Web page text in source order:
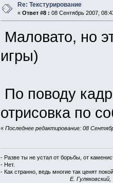
Re: Текстурирование
« Ответ #8 : 08 Сентябрь 2007,
Маловато, но
игры)
По поводу
отрисовка по
«Последнее редактирование: 08
- Разве ты не устал от борьбы, от
- Нет.
- Как странно, ведь многие так ценят
E.